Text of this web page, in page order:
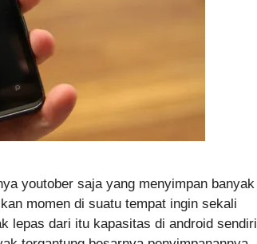
youtober saja yang menyimpan banyak
momen di suatu tempat ingin sekali
lepas dari itu kapasitas di android sendiri